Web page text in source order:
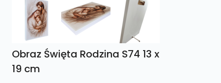
Obraz Święta Rodzina S74 13 x
19 cm